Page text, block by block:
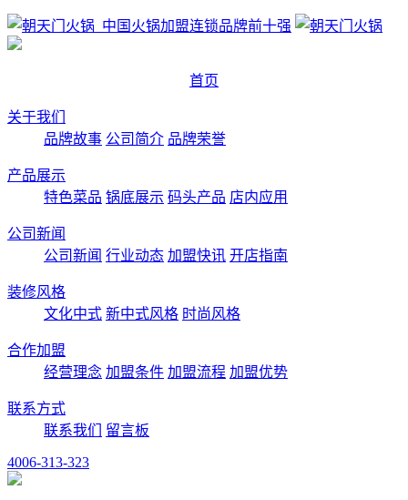
首页
关于我们
品牌故事 公司简介 品牌荣誉
产品展示
特色菜品 锅底展示 码头产品 店内应用
公司新闻
公司新闻 行业动态 加盟快讯 开店指南
装修风格
文化中式 新中式风格 时尚风格
合作加盟
经营理念 加盟条件 加盟流程 加盟优势
联系方式
联系我们
留言板
4006-313-323